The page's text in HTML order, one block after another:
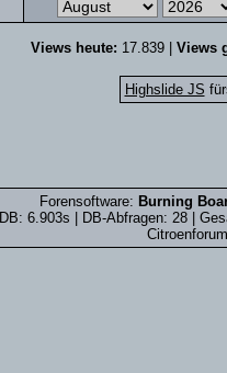
Views heute: 17.839 | Views
Highslide JS
Forensoftware: Burning
DB: 6.903s | DB-Abfragen: 28 |